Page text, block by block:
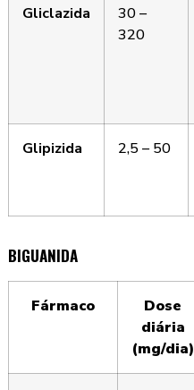
Gliclazida
30 –
320
Glipizida 2,5 – 50
BIGUANIDA
Fármaco
Dose
diária
(mg/dia)